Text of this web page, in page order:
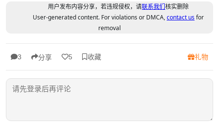
用户发布内容分享，若违规侵权，请联系我们核实删除
User-generated content. For violations or DMCA,contact usfor
removal
3 分享 5 收藏 礼物